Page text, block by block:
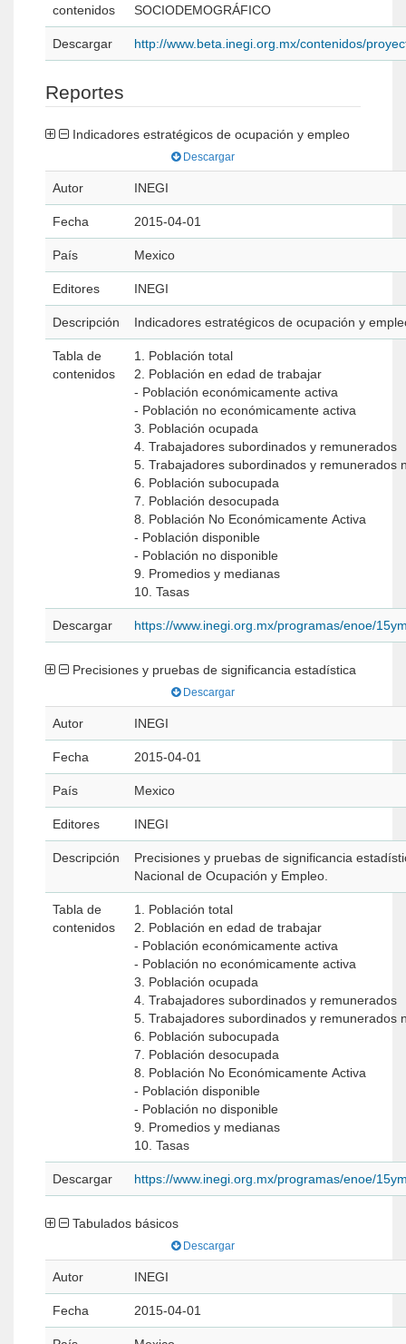
contenidos
SOCIODEMOGRÁFICO
Descargar http://www.beta.inegi.org.mx/contenidos/
Reportes
Indicadores estratégicos de ocupación y empleo
Descargar
Autor INEGI
Fecha 2015-04-01
País Mexico
Editores INEGI
Descripción Indicadores estratégicos de ocupación y
Tabla de
contenidos
1. Población total
2. Población en edad de trabajar
- Población económicamente activa
- Población no económicamente activa
3. Población ocupada
4. Trabajadores subordinados y remunerados
5. Trabajadores subordinados y remunerados
6. Población subocupada
7. Población desocupada
8. Población No Económicamente Activa
- Población disponible
- Población no disponible
9. Promedios y medianas
10. Tasas
Descargar https://www.inegi.org.mx/programas/enoe/
Precisiones y pruebas de significancia estadística
Descargar
Autor INEGI
Fecha 2015-04-01
País Mexico
Editores INEGI
Descripción
Precisiones y pruebas de significancia
Nacional de Ocupación y Empleo.
Tabla de
contenidos
1. Población total
2. Población en edad de trabajar
- Población económicamente activa
- Población no económicamente activa
3. Población ocupada
4. Trabajadores subordinados y remunerados
5. Trabajadores subordinados y remunerados
6. Población subocupada
7. Población desocupada
8. Población No Económicamente Activa
- Población disponible
- Población no disponible
9. Promedios y medianas
10. Tasas
Descargar https://www.inegi.org.mx/programas/enoe/
Tabulados básicos
Descargar
Autor INEGI
Fecha 2015-04-01